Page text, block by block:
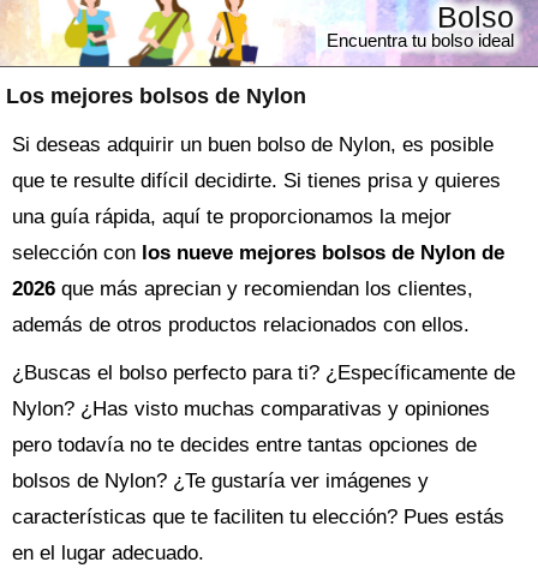
Los mejores bolsos de Nylon
Bolso
Encuentra tu bolso ideal
Si deseas adquirir un buen bolso de Nylon, es posible
que te resulte difícil decidirte. Si tienes prisa y quieres
una guía rápida, aquí te proporcionamos la mejor
selección con los nueve mejores bolsos de Nylon de
2026 que más aprecian y recomiendan los clientes,
además de otros productos relacionados con ellos.
¿Buscas el bolso perfecto para ti? ¿Específicamente de
Nylon? ¿Has visto muchas comparativas y opiniones
pero todavía no te decides entre tantas opciones de
bolsos de Nylon? ¿Te gustaría ver imágenes y
características que te faciliten tu elección? Pues estás
en el lugar adecuado.